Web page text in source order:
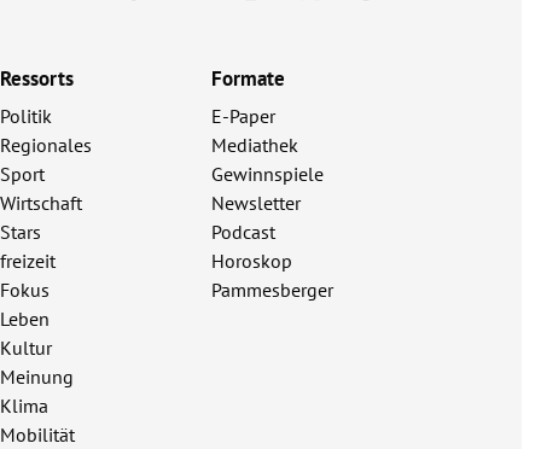
Ressorts
Politik
Regionales
Sport
Wirtschaft
Stars
freizeit
Fokus
Leben
Kultur
Meinung
Klima
Mobilität
Formate
E-Paper
Mediathek
Gewinnspiele
Newsletter
Podcast
Horoskop
Pammesberger